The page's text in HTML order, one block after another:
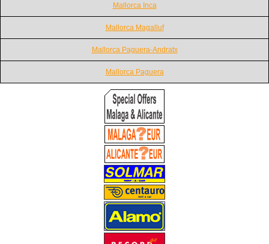
Mallorca Inca
Mallorca Magalluf
Mallorca Paguera-Andratx
Mallorca Paguera